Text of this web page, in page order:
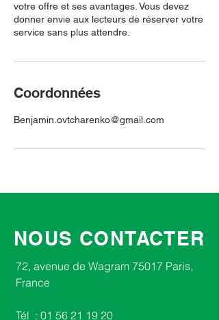
votre offre et ses avantages. Vous devez
donner envie aux lecteurs de réserver votre
service sans plus attendre.
Coordonnées
Benjamin.ovtcharenko@gmail.com
NOUS CONTACTER
​​72, avenue de Wagram 75017 Paris,
France​
Tél : 01 56 21 19 20